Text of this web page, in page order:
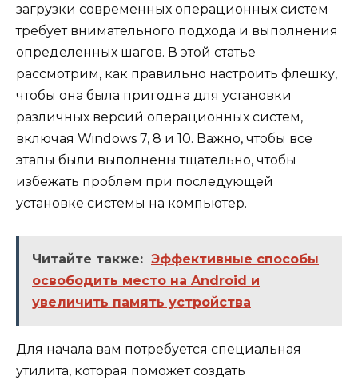
загрузки современных операционных систем
требует внимательного подхода и выполнения
определенных шагов. В этой статье
рассмотрим, как правильно настроить флешку,
чтобы она была пригодна для установки
различных версий операционных систем,
включая Windows 7, 8 и 10. Важно, чтобы все
этапы были выполнены тщательно, чтобы
избежать проблем при последующей
установке системы на компьютер.
Читайте также: Эффективные способы
освободить место на Android и
увеличить память устройства
Для начала вам потребуется специальная
утилита, которая поможет создать